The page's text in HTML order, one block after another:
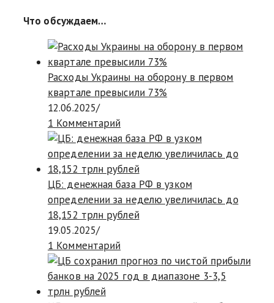
Что обсуждаем…
Расходы Украины на оборону в первом
квартале превысили 73%
12.06.2025/
1 Комментарий
ЦБ: денежная база РФ в узком
определении за неделю увеличилась до
18,152 трлн рублей
19.05.2025/
1 Комментарий